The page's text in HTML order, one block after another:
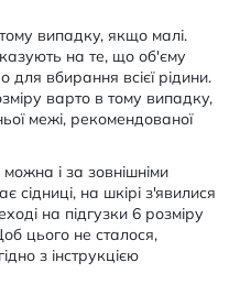
випадку, якщо малі.
на те, що об'єму
вбирання всієї рідини.
варто в тому випадку,
межі, рекомендованої
і за зовнішніми
сідниці, на шкірі з'явилися
на підгузки 6 розміру
цього не сталося,
з інструкцією